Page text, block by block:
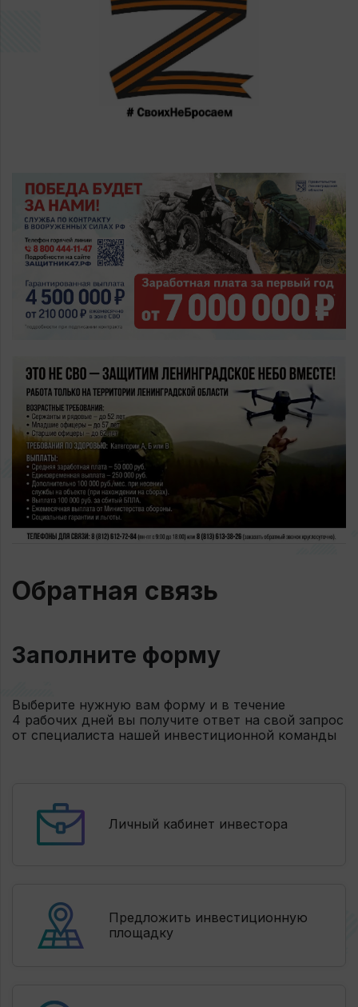
Обратная связь
Заполните форму
Выберите нужную вам форму и в течение
4 рабочих дней вы получите ответ на свой запрос
от специалиста нашей инвестиционной команды
Личный кабинет инвестора
Предложить инвестиционную
площадку